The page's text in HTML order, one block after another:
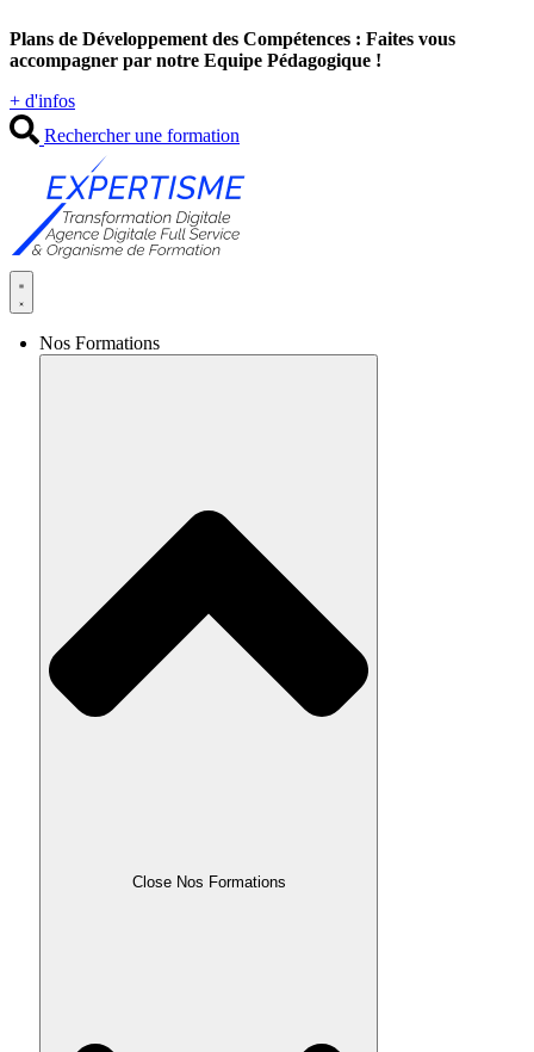
au
contenu
Plans de Développement des Compétences : Faites vous
accompagner par notre Equipe Pédagogique !
+ d'infos
Rechercher une formation
Nos Formations
Close Nos Formations